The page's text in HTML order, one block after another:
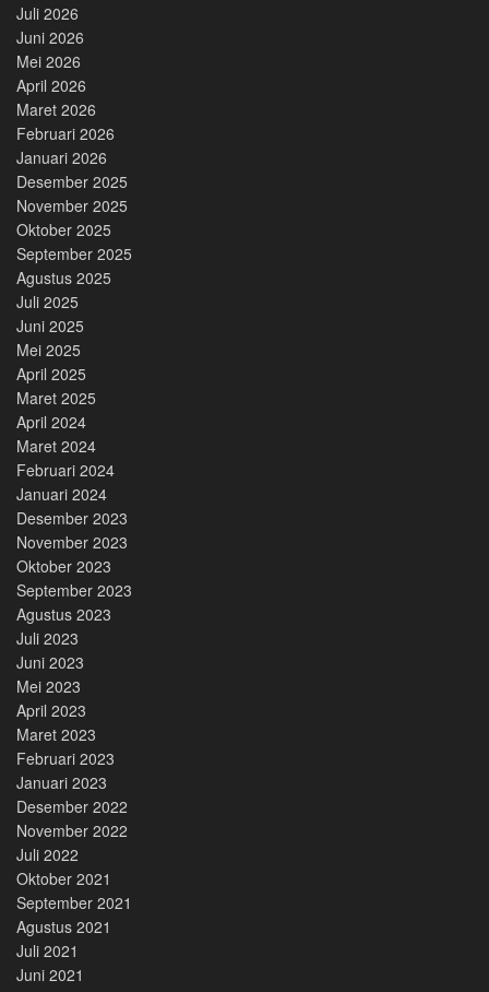
Juli 2026
Juni 2026
Mei 2026
April 2026
Maret 2026
Februari 2026
Januari 2026
Desember 2025
November 2025
Oktober 2025
September 2025
Agustus 2025
Juli 2025
Juni 2025
Mei 2025
April 2025
Maret 2025
April 2024
Maret 2024
Februari 2024
Januari 2024
Desember 2023
November 2023
Oktober 2023
September 2023
Agustus 2023
Juli 2023
Juni 2023
Mei 2023
April 2023
Maret 2023
Februari 2023
Januari 2023
Desember 2022
November 2022
Juli 2022
Oktober 2021
September 2021
Agustus 2021
Juli 2021
Juni 2021